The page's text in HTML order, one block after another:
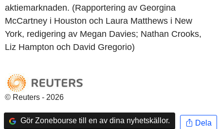
aktiemarknaden. (Rapportering av Georgina
McCartney i Houston och Laura Matthews i New
York, redigering av Megan Davies; Nathan Crooks,
Liz Hampton och David Gregorio)
© Reuters - 2026
Gör Zonebourse till en av dina nyhetskällor. Dela